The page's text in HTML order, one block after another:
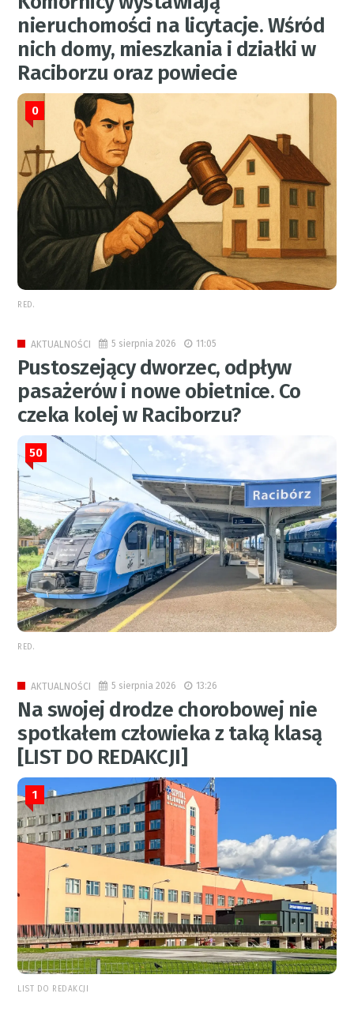
nieruchomości na licytacje. Wśród
nich domy, mieszkania i działki w
Raciborzu oraz powiecie
0
RED.
AKTUALNOŚCI 5 sierpnia 2026 11:05
Pustoszejący dworzec, odpływ
pasażerów i nowe obietnice. Co
czeka kolej w Raciborzu?
50
RED.
AKTUALNOŚCI 5 sierpnia 2026 13:26
Na swojej drodze chorobowej nie
spotkałem człowieka z taką klasą
[LIST DO REDAKCJI]
1
LIST DO REDAKCJI